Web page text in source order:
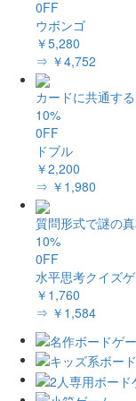
0FF
ウボンゴ
￥5,280
⇒ ￥4,752
カードに共通す
10%
0FF
ドブル
￥2,200
⇒ ￥1,980
質問形式で謎の
10%
0FF
水平思考クイズ
￥1,760
⇒ ￥1,584